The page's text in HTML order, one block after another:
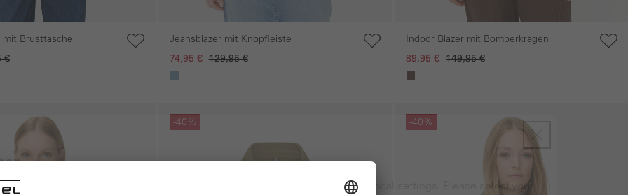
mit Brusttasche
€
Jeansblazer mit Knopfleiste
74,95 € 129,95 €
Indoor Blazer mit Bomberkragen
89,95 € 149,95 €
-40% -40%
experience, we would like to show you the online shop according to your local settings. Please select your